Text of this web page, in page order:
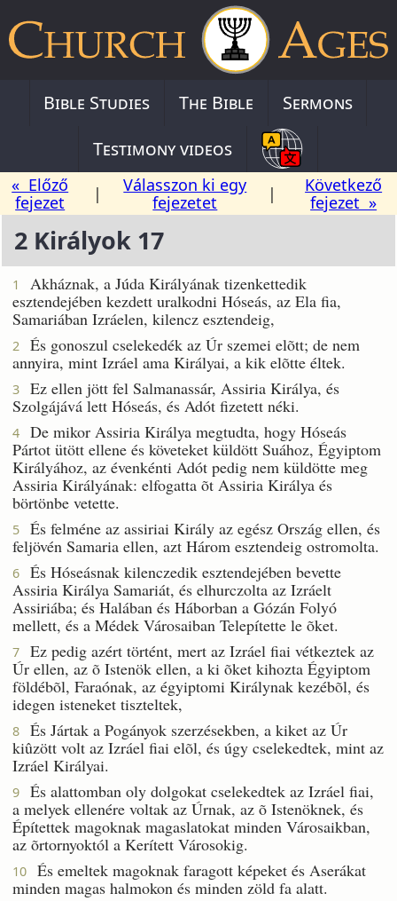
Bible Studies The Bible
Sermons
Testimony videos
« Előző
fejezet
|
Válasszon ki egy
fejezetet
|
Következő
fejezet »
2 Királyok 17
1
Akháznak, a Júda Királyának tizenkettedik
esztendejében kezdett uralkodni Hóseás, az Ela fia,
Samariában Izráelen, kilencz esztendeig,
2
És gonoszul cselekedék az Úr szemei elõtt; de nem
annyira, mint Izráel ama Királyai, a kik elõtte éltek.
3
Ez ellen jött fel Salmanassár, Assiria Királya, és
Szolgájává lett Hóseás, és Adót fizetett néki.
4
De mikor Assiria Királya megtudta, hogy Hóseás
Pártot ütött ellene és követeket küldött Suához, Égyiptom
Királyához, az évenkénti Adót pedig nem küldötte meg
Assiria Királyának: elfogatta õt Assiria Királya és
börtönbe vetette.
5
És felméne az assiriai Király az egész Ország ellen, és
feljövén Samaria ellen, azt Három esztendeig ostromolta.
6
És Hóseásnak kilenczedik esztendejében bevette
Assiria Királya Samariát, és elhurczolta az Izráelt
Assiriába; és Halában és Háborban a Gózán Folyó
mellett, és a Médek Városaiban Telepítette le õket.
7
Ez pedig azért történt, mert az Izráel fiai vétkeztek az
Úr ellen, az õ Istenök ellen, a ki õket kihozta Égyiptom
földébõl, Faraónak, az égyiptomi Királynak kezébõl, és
idegen isteneket tiszteltek,
8
És Jártak a Pogányok szerzésekben, a kiket az Úr
kiûzött volt az Izráel fiai elõl, és úgy cselekedtek, mint az
Izráel Királyai.
9
És alattomban oly dolgokat cselekedtek az Izráel fiai,
a melyek ellenére voltak az Úrnak, az õ Istenöknek, és
Építettek magoknak magaslatokat minden Városaikban,
az õrtornyoktól a Kerített Városokig.
10
És emeltek magoknak faragott képeket és Aserákat
minden magas halmokon és minden zöld fa alatt.